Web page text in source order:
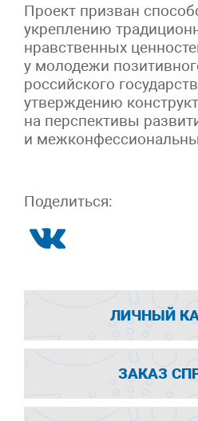
Проект призван
укреплению
нравственных
у молодежи
российского
утверждению
на перспективы
и
Поделиться:
ЛИЧНЫЙ
ЗАКАЗ